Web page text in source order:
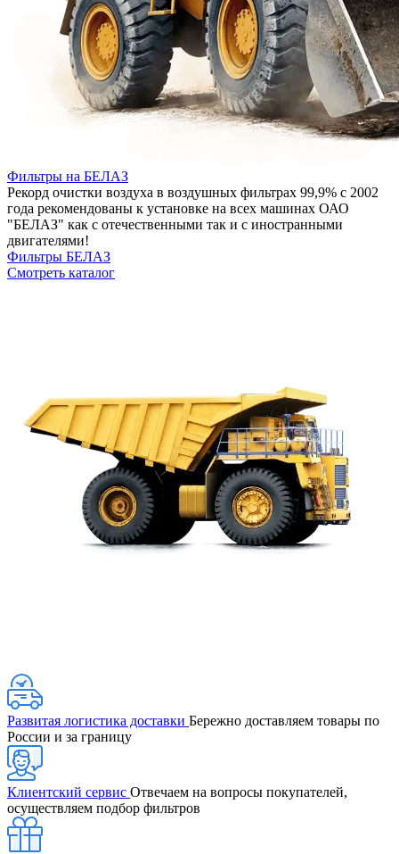
Фильтры на БЕЛАЗ
Рекорд очистки воздуха в воздушных фильтрах 99,9% с 2002
года рекомендованы к установке на всех машинах ОАО
"БЕЛАЗ" как с отечественными так и с иностранными
двигателями!
Фильтры БЕЛАЗ
Смотреть каталог
Развитая логистика доставки Бережно доставляем товары по
России и за границу
Клиентский сервис Отвечаем на вопросы покупателей,
осуществляем подбор фильтров